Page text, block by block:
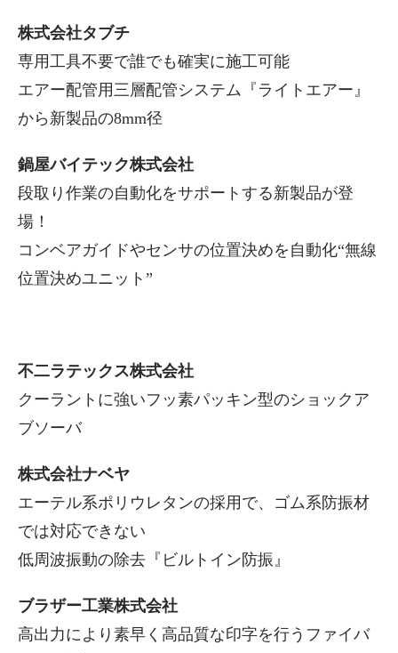
株式会社タブチ
専用工具不要で誰でも確実に施工可能
エアー配管用三層配管システム『ライトエアー』
から新製品の8mm径
鍋屋バイテック株式会社
段取り作業の自動化をサポートする新製品が登
場！
コンベアガイドやセンサの位置決めを自動化“無線
位置決めユニット”
不二ラテックス株式会社
クーラントに強いフッ素パッキン型のショックア
ブソーバ
株式会社ナベヤ
エーテル系ポリウレタンの採用で、ゴム系防振材
では対応できない
低周波振動の除去『ビルトイン防振』
ブラザー工業株式会社
高出力により素早く高品質な印字を行うファイバ